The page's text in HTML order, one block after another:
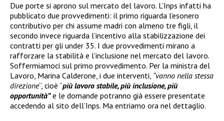
Due porte si aprono sul mercato del lavoro. L’Inps infatti ha
pubblicato due provvedimenti: il primo riguarda l’esonero
contributivo per chi assume madri con almeno tre figli, il
secondo invece riguarda l’incentivo alla stabilizzazione dei
contratti per gli under 35. I due provvedimenti mirano a
rafforzare la stabilità e l’inclusione nel mercato del lavoro.
Soffermiamoci sul primo provvedimento. Per la ministra del
Lavoro, Marina Calderone, i due interventi, “vanno nella stessa
direzione“, cioè “più lavoro stabile, più inclusione, più
opportunità”e le domande potranno già essere presentate
accedendo al sito dell’Inps. Ma entriamo ora nel dettaglio.